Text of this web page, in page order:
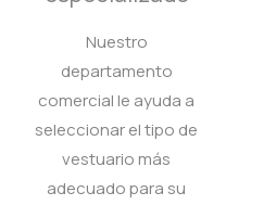
Nuestro
departamento
comercial le ayuda a
seleccionar el tipo de
vestuario más
adecuado para su